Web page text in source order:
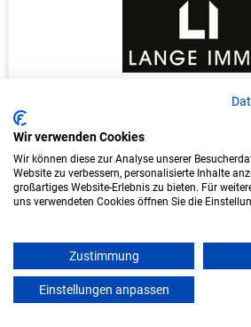
virtuellen Campus - Lange
LANGE IMMO GmbH
In Kooperation mit IU Duales
bundesweit
Start: Oktober 2026
Wir verwenden Cookies
Wir können diese zur Analyse unserer
Website zu verbessern, personalisierte Inhalte
großartiges Website-Erlebnis zu bieten. Für
uns verwendeten Cookies öffnen Sie die
Zustimmung
Einstellungen anpassen